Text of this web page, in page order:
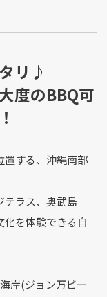
リ♪
度のBBQ可
置する、沖縄南部
テラス、奥武島
を体験できる自
岸(ジョン万ビー